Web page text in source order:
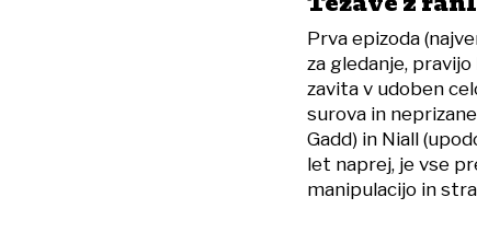
Prva epizoda
za gledanje,
zavita v udoben
surova in
Gadd) in Niall
let naprej, je vse
manipulacijo in